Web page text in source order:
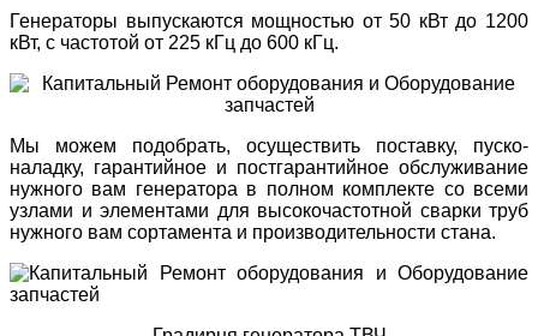
Генераторы выпускаются мощностью от 50 кВт до 1200
кВт, с частотой от 225 кГц до 600 кГц.
Мы можем подобрать, осуществить поставку, пуско-
наладку, гарантийное и постгарантийное обслуживание
нужного вам генератора в полном комплекте со всеми
узлами и элементами для высокочастотной сварки труб
нужного вам сортамента и производительности стана.